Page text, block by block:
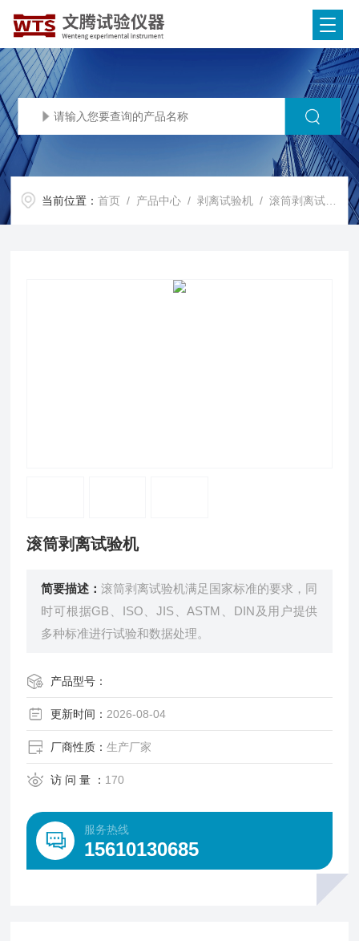
当前位置：首页 / 产品中心 /剥离试验机 /滚筒剥离试验机 /
滚筒剥离试验机
简要描述：滚筒剥离试验机满足国家标准的要求，同
时可根据GB、ISO、JIS、ASTM、DIN及用户提供
多种标准进行试验和数据处理。
产品型号：
更新时间： 2026-08-04
厂商性质：生产厂家
访 问 量 ： 170
服务热线
15610130685